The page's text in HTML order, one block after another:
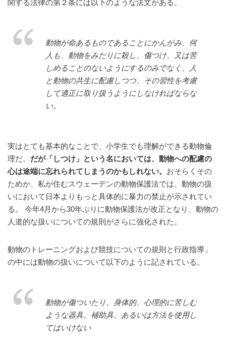
関する法律の第２条には以下のような法文がある。
動物が命あるものであることにかんがみ、何
人も、動物をみだりに殺し、傷つけ、又は苦
しめることのないようにするのみでなく、人
と動物の共生に配慮しつつ、その習性を考慮
して適正に取り扱うようにしなければならな
い。
実はとても基本的なことで、小学生でも理解ができる動物倫
理だ。 だが「しつけ」という名においては、動物への配慮の
心は途端に忘れられてしまうのかもしれない。 おそらくその
ためか、私が住むスウェーデンの動物保護法では、動物の扱
いにおいて日本よりもっと具体的に暴力の禁止が示されてい
る。 今年4月から30年ぶりに動物保護法が改正となり、動物の
人道的な扱いについての規則がさらに強化された。
動物のトレーニングおよび競技についての規則と行政指導」
の中には動物の扱いについて以下のように記されている。
動物が傷ついたり、身体的、心理的に苦しむ
ような器具、補助具、あるいは方法を使用し
てはいけない